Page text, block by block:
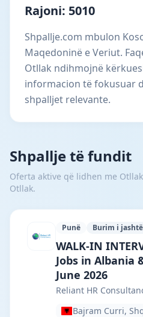
Rajoni: 5010
Shpallje.com mbulon
Maqedoninë e Veriut.
Otllak ndihmojnë
informacion të fokusuar
shpalljet relevante.
Shpallje të fundit
Oferta aktive që lidhen me
Otllak.
Punë Burim i
Reliant HR
WALK-IN
Jobs in Albania
June 2026
Reliant HR
Bajram Curri,